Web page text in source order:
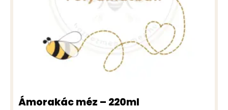
Ámorakác méz – 220ml